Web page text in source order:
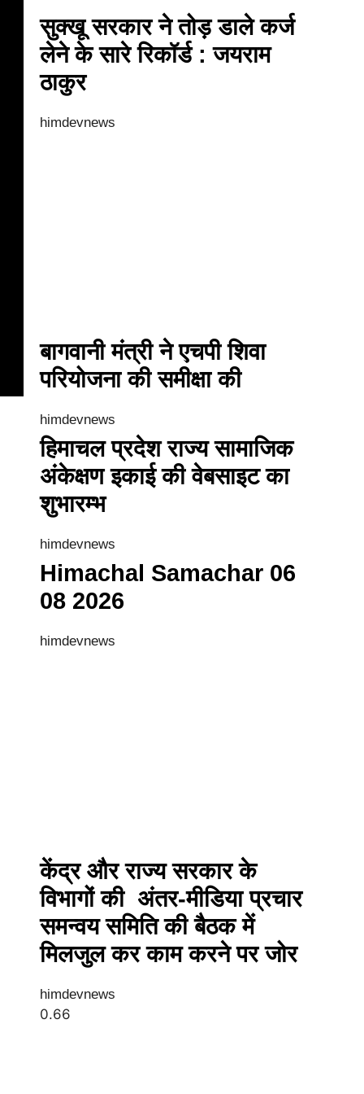
सुक्खू सरकार ने तोड़ डाले कर्ज
लेने के सारे रिकॉर्ड : जयराम
ठाकुर
himdevnews
बागवानी मंत्री ने एचपी शिवा
परियोजना की समीक्षा की
himdevnews
हिमाचल प्रदेश राज्य सामाजिक
अंकेक्षण इकाई की वेबसाइट का
शुभारम्भ
himdevnews
Himachal Samachar 06
08 2026
himdevnews
केंद्र और राज्य सरकार के
विभागों की अंतर-मीडिया प्रचार
समन्वय समिति की बैठक में
मिलजुल कर काम करने पर जोर
himdevnews